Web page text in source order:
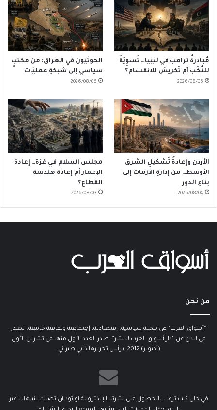
مُبادرةُ ترامب في ليبيا… تَسوِيَةٌ
للنُخَب أم تَكريسٌ للانقسام؟
2026/08/06
الحوثيون في العراق: من مكتبٍ
سياسي إلى شبكةِ عمليّات
2026/08/06
الأردن وإعادةُ تَشكيلِ الشرق
الأوسط… من إدارةِ الأزمات إلى
بناءِ الدور
2026/08/04
مجلس السلام في غزة… إعادة
الإعمار أم إعادة هندسة
القطاع؟
2026/08/03
من نحن
“أسواق العرب” هي مجلة سياسية، إقتصادية، إجتماعية وثقافية جامعة، تصدر
في لندن عن “دار أسواق العرب للنشر”. صدر العدد الأول منها في تشرين الأول
(أكتوبر) 2012. يرأس تحريرها كابي طبراني.
في حال كنت ترغب بالحصول على نشرتنا الإلكترونية او تود ان تصلك تنبيهات عبر